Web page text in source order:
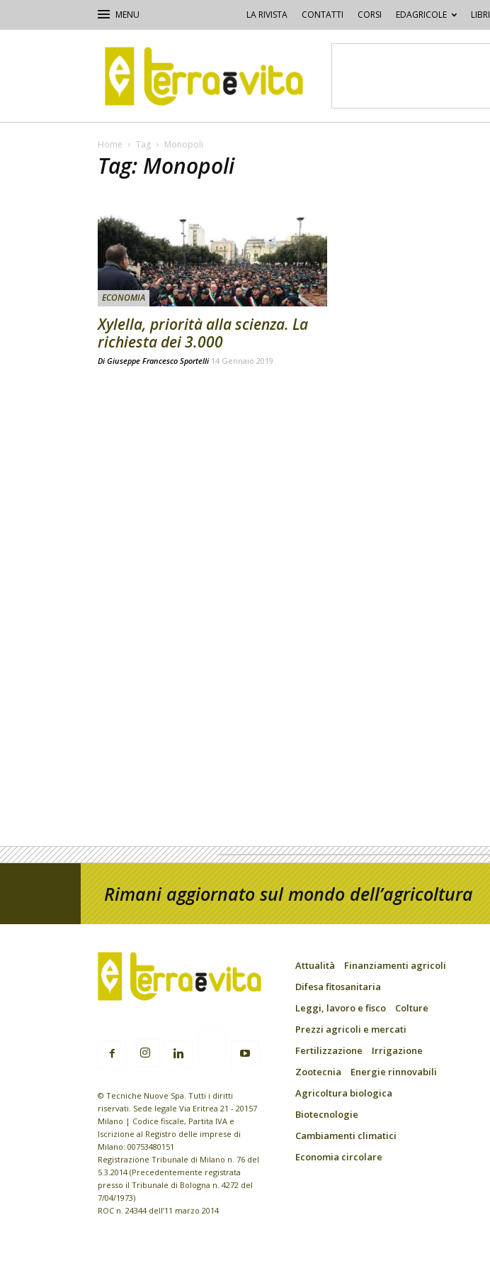
LA RIVISTA CONTATTI CORSI EDAGRICOLE LIBRI
Terra
e
Vita
Home Tag Monopoli
Tag: Monopoli
ECONOMIA
Xylella, priorità alla scienza. La
richiesta dei 3.000
Di Giuseppe Francesco Sportelli 14 Gennaio 2019
Rimani aggiornato sul mondo dell’agricoltura
© Tecniche Nuove Spa. Tutti i diritti
riservati. Sede legale Via Eritrea 21 - 20157
Milano | Codice fiscale, Partita IVA e
Iscrizione al Registro delle imprese di
Milano: 00753480151
Registrazione Tribunale di Milano n. 76 del
5.3.2014 (Precedentemente registrata
presso il Tribunale di Bologna n. 4272 del
7/04/1973)
ROC n. 24344 dell’11 marzo 2014
Attualità
Finanziamenti agricoli
Difesa fitosanitaria
Leggi, lavoro e fisco
Colture
Prezzi agricoli e mercati
Fertilizzazione
Irrigazione
Zootecnia
Energie rinnovabili
Agricoltura biologica
Biotecnologie
Cambiamenti climatici
Economia circolare